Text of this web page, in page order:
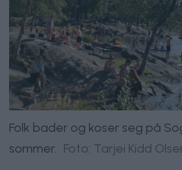
Folk bader og koser seg på
sommer.
Foto: Tarjei Kidd